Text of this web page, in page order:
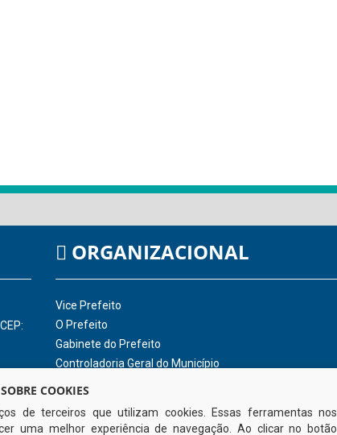
ORGANIZACIONAL
Vice Prefeito
O Prefeito
Gabinete do Prefeito
Controladoria Geral do Município
COOKIES
de terceiros que utilizam cookies. Essas ferramentas nos
uma melhor experiência de navegação. Ao clicar no botão